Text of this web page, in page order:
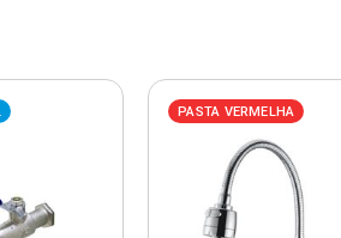
PASTA VERMELHA